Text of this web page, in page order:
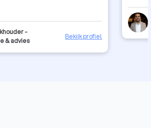
die op zoek is naar een
boekhouder!
-
& advies
Bekijk profiel